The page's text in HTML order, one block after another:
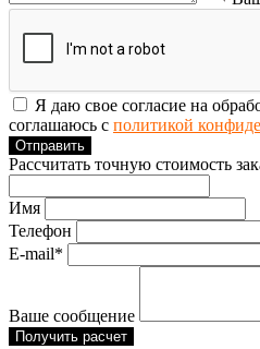
Я даю свое согласие на
соглашаюсь с политикой
Отправить
Рассчитать точную стоимость
Имя
Телефон
E-mail*
Ваше сообщение
Получить расчет